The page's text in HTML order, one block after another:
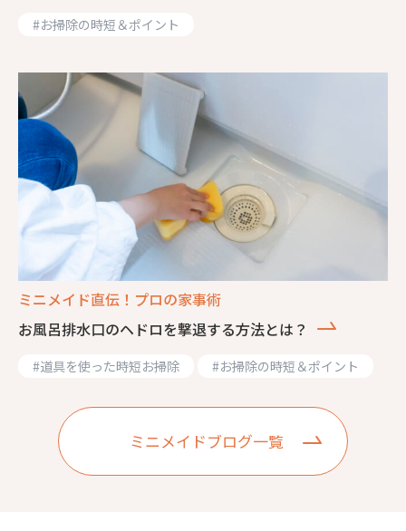
#お掃除の時短＆ポイント
ミニメイド直伝！プロの家事術
お風呂排水口のヘドロを撃退する方法とは？
#道具を使った時短お掃除 #お掃除の時短＆ポイント
ミニメイドブログ一覧